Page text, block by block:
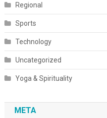
Regional
Sports
Technology
Uncategorized
Yoga & Spirituality
META